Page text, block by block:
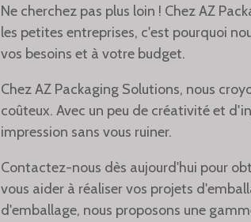
Ne cherchez pas plus loin ! Chez AZ
les petites entreprises, c'est pourquoi
vos besoins et à votre budget.
Chez AZ Packaging Solutions, nous
coûteux. Avec un peu de créativité et
impression sans vous ruiner.
Contactez-nous dès aujourd'hui pour
vous aider à réaliser vos projets
d'emballage, nous proposons une